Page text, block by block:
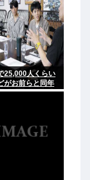
25,000人くらい
がお前らと同年